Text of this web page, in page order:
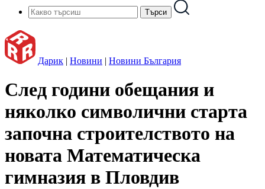
Дарик | Новини | Новини България
След години обещания и
няколко символични старта
започна строителството на
новата Математическа
гимназия в Пловдив